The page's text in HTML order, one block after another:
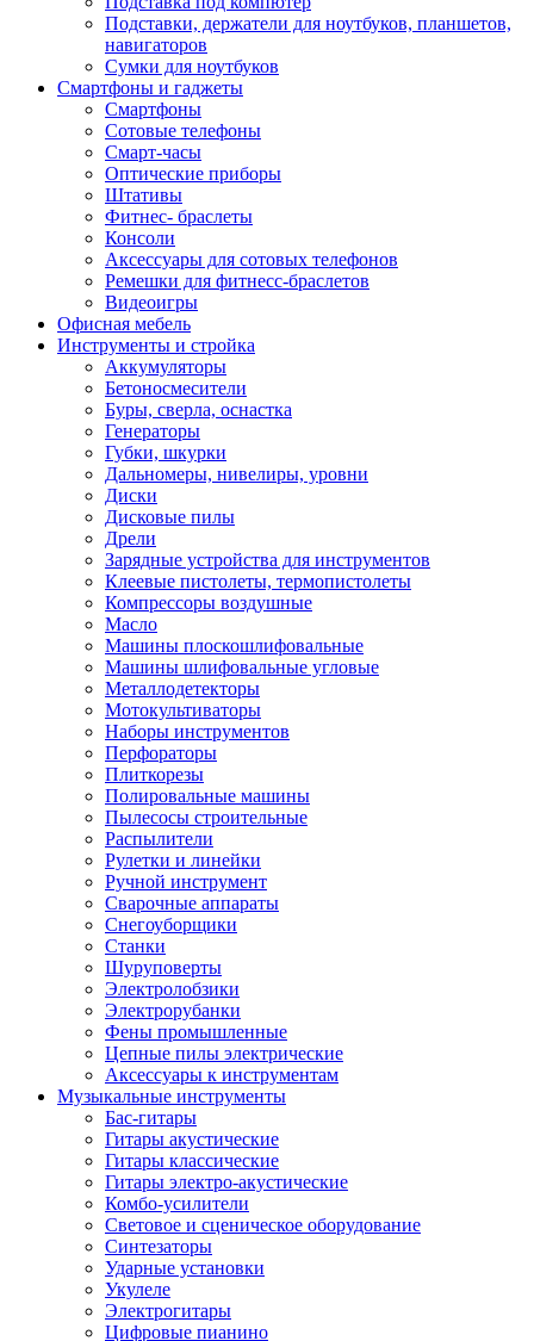
Подставки, держатели для ноутбуков, планшетов,
навигаторов
Сумки для ноутбуков
Смартфоны и гаджеты
Смартфоны
Сотовые телефоны
Смарт-часы
Оптические приборы
Штативы
Фитнес- браслеты
Консоли
Аксессуары для сотовых телефонов
Ремешки для фитнесс-браслетов
Видеоигры
Офисная мебель
Инструменты и стройка
Аккумуляторы
Бетоносмесители
Буры, сверла, оснастка
Генераторы
Губки, шкурки
Дальномеры, нивелиры, уровни
Диски
Дисковые пилы
Дрели
Зарядные устройства для инструментов
Клеевые пистолеты, термопистолеты
Компрессоры воздушные
Масло
Машины плоскошлифовальные
Машины шлифовальные угловые
Металлодетекторы
Мотокультиваторы
Наборы инструментов
Перфораторы
Плиткорезы
Полировальные машины
Пылесосы строительные
Распылители
Рулетки и линейки
Ручной инструмент
Сварочные аппараты
Снегоуборщики
Станки
Шуруповерты
Электролобзики
Электрорубанки
Фены промышленные
Цепные пилы электрические
Аксессуары к инструментам
Музыкальные инструменты
Бас-гитары
Гитары акустические
Гитары классические
Гитары электро-акустические
Комбо-усилители
Световое и сценическое оборудование
Синтезаторы
Ударные установки
Укулеле
Электрогитары
Цифровые пианино